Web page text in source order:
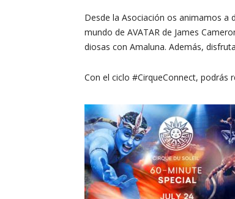
Desde la Asociación os animamos a
mundo de AVATAR de James
diosas con Amaluna. Además,
Con el ciclo #CirqueConnect, podrás